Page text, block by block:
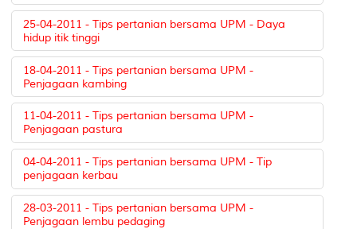
25-04-2011 - Tips pertanian bersama UPM - Daya
hidup itik tinggi
18-04-2011 - Tips pertanian bersama UPM -
Penjagaan kambing
11-04-2011 - Tips pertanian bersama UPM -
Penjagaan pastura
04-04-2011 - Tips pertanian bersama UPM - Tip
penjagaan kerbau
28-03-2011 - Tips pertanian bersama UPM -
Penjagaan lembu pedaging